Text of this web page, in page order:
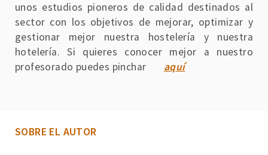
unos estudios pioneros de calidad destinados al
sector con los objetivos de mejorar, optimizar y
gestionar mejor nuestra hostelería y nuestra
hotelería. Si quieres conocer mejor a nuestro
profesorado puedes pinchar
aquí
SOBRE EL AUTOR